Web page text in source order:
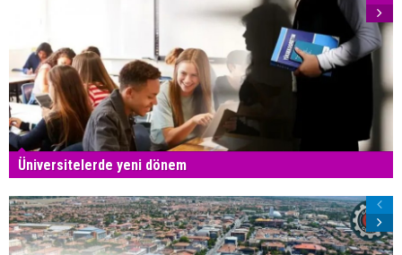
Üniversitelerde yeni dönem